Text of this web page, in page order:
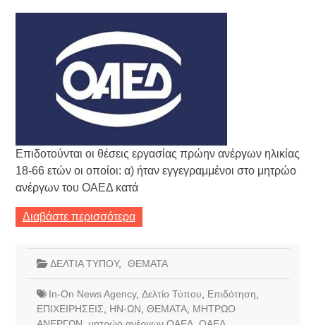
Επιδοτούνται οι θέσεις εργασίας πρώην ανέργων ηλικίας
18-66 ετών οι οποίοι: α) ήταν εγγεγραμμένοι στο μητρώο
ανέργων του ΟΑΕΔ κατά
Διαβάστε περισσότερα
ΔΕΛΤΙΑ ΤΥΠΟΥ, ΘΕΜΑΤΑ
In-On News Agency, Δελτίο Τύπου Επιδότηση
ΕΠΙΧΕΙΡΗΣΕΙΣ
ΗΝ-ΩΝ ΘΕΜΑΤΑ, ΜΗΤΡΩΟ